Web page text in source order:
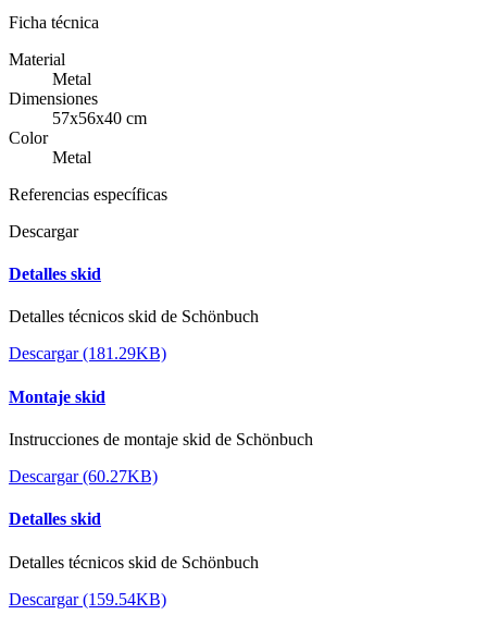
Ficha técnica
Material
Metal
Dimensiones
57x56x40 cm
Color
Metal
Referencias específicas
Descargar
Detalles skid
Detalles técnicos skid de Schönbuch
Descargar (181.29KB)
Montaje skid
Instrucciones de montaje skid de Schönbuch
Descargar (60.27KB)
Detalles skid
Detalles técnicos skid de Schönbuch
Descargar (159.54KB)